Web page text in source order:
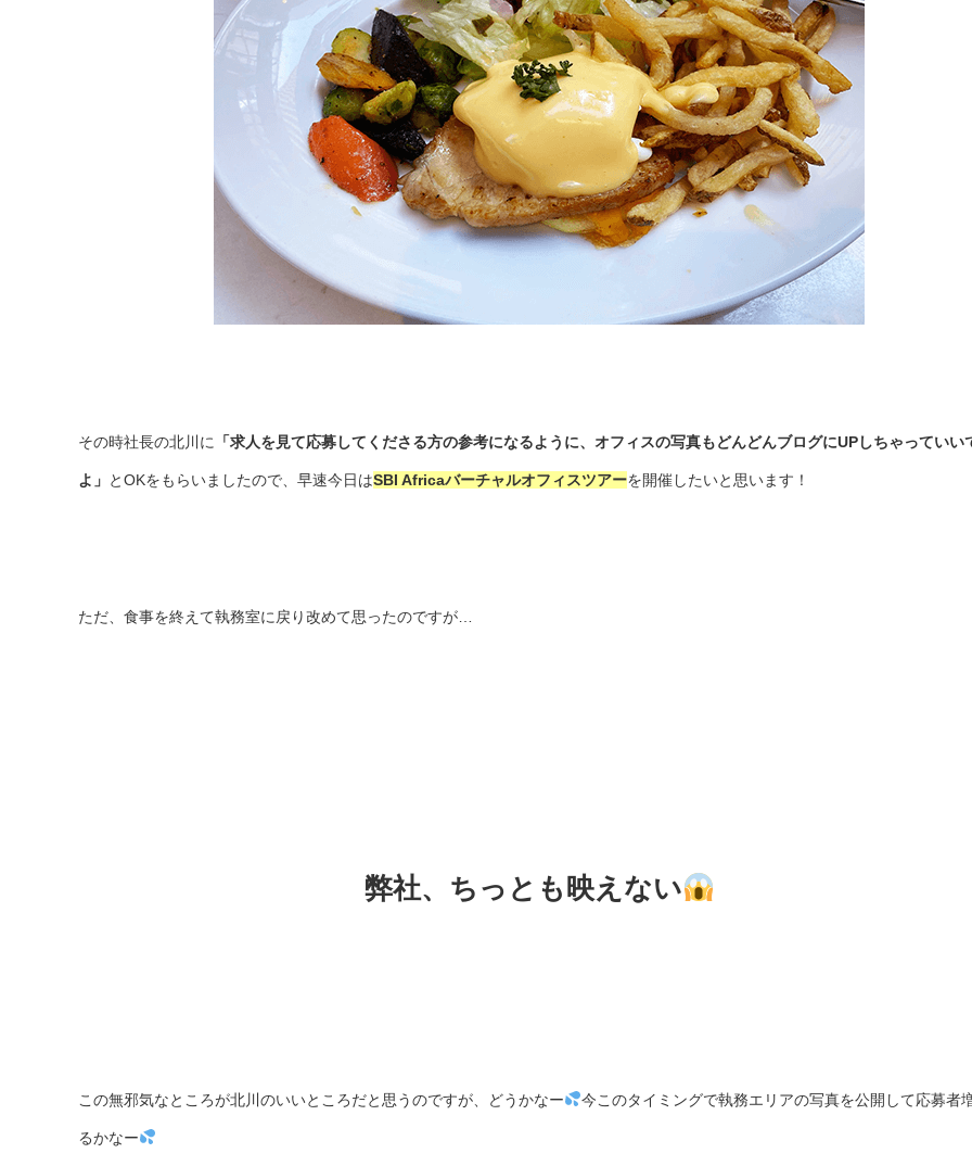
その時社長の北川に 「求人を見て応募してくださる方の参考になるように、オフィスの写真もどんどんブログにUPしちゃっていい
よ」 とOKをもらいましたので、早速今日はSBI Africaバーチャルオフィスツアーを開催したいと思います！
ただ、食事を終えて執務室に戻り改めて思ったのですが…
弊社、ちっとも映えない
この無邪気なところが北川のいいところだと思うのですが、どうかなー 今このタイミングで執務エリアの写真を公開して応募者
るかなー